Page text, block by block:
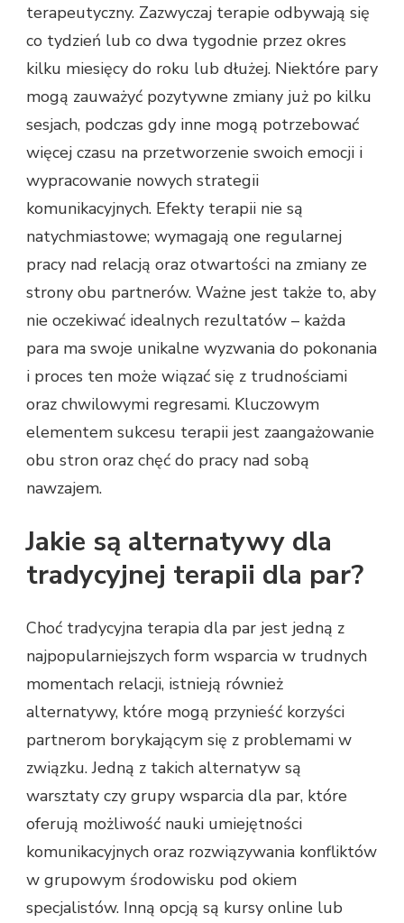
terapeutyczny. Zazwyczaj terapie odbywają się
co tydzień lub co dwa tygodnie przez okres
kilku miesięcy do roku lub dłużej. Niektóre pary
mogą zauważyć pozytywne zmiany już po kilku
sesjach, podczas gdy inne mogą potrzebować
więcej czasu na przetworzenie swoich emocji i
wypracowanie nowych strategii
komunikacyjnych. Efekty terapii nie są
natychmiastowe; wymagają one regularnej
pracy nad relacją oraz otwartości na zmiany ze
strony obu partnerów. Ważne jest także to, aby
nie oczekiwać idealnych rezultatów – każda
para ma swoje unikalne wyzwania do pokonania
i proces ten może wiązać się z trudnościami
oraz chwilowymi regresami. Kluczowym
elementem sukcesu terapii jest zaangażowanie
obu stron oraz chęć do pracy nad sobą
nawzajem.
Jakie są alternatywy dla
tradycyjnej terapii dla par?
Choć tradycyjna terapia dla par jest jedną z
najpopularniejszych form wsparcia w trudnych
momentach relacji, istnieją również
alternatywy, które mogą przynieść korzyści
partnerom borykającym się z problemami w
związku. Jedną z takich alternatyw są
warsztaty czy grupy wsparcia dla par, które
oferują możliwość nauki umiejętności
komunikacyjnych oraz rozwiązywania konfliktów
w grupowym środowisku pod okiem
specjalistów. Inną opcją są kursy online lub